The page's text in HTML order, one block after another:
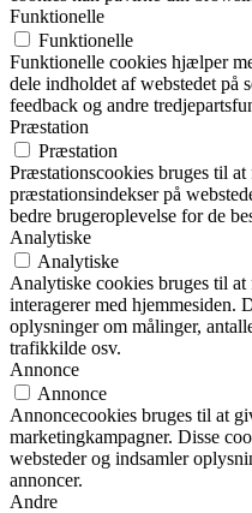
Funktionelle
Funktionelle
Funktionelle cookies hjælper
dele indholdet af webstedet på
feedback og andre
Præstation
Præstation
Præstationscookies bruges til
præstationsindekser på
bedre brugeroplevelse for de
Analytiske
Analytiske
Analytiske cookies bruges til at
interagerer med hjemmesiden.
oplysninger om målinger,
trafikkilde osv.
Annonce
Annonce
Annoncecookies bruges til at
marketingkampagner. Disse
websteder og indsamler
annoncer.
Andre